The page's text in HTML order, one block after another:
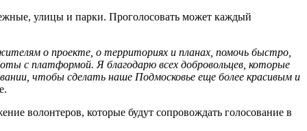
улицы и парки. Проголосовать может каждый
о проекте, о территориях и планах, помочь быстро,
с платформой. Я благодарю всех добровольцев, которые
чтобы сделать наше Подмосковье еще более красивым и
волонтеров, которые будут сопровождать голосование в